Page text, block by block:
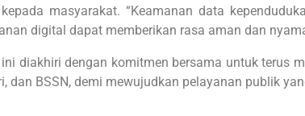
masyarakat. “Keamanan data
digital dapat memberikan rasa aman dan
diakhiri dengan komitmen bersama untuk terus
dan BSSN, demi mewujudkan pelayanan publik